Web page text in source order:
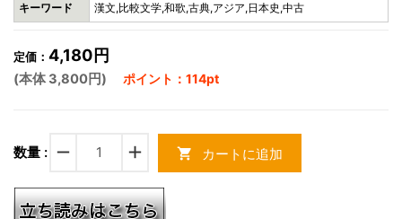
キーワード 漢文,比較文学,和歌,古典,アジア,日本史,中古
定価： 4,180円
(本体 3,800円) ポイント：114pt
数量 : remove add shopping_cart カートに追加